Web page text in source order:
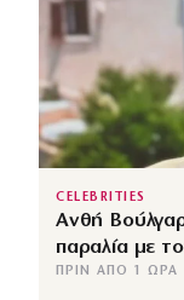
CELEBRITIES
Ανθή
παραλία με
ΠΡΙΝ ΑΠΌ 1 ΏΡΑ